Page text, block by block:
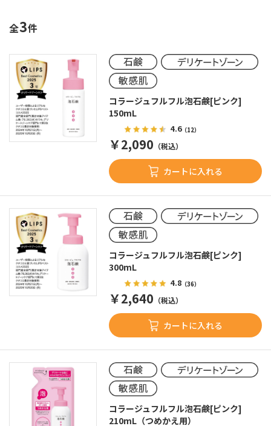
全3件
コラージュフルフル泡石鹸[ピンク]
150mL
4.6（12）
￥2,090 （税込）
カートに入れる
コラージュフルフル泡石鹸[ピンク]
300mL
4.8（36）
￥2,640 （税込）
カートに入れる
コラージュフルフル泡石鹸[ピンク]
210mL（つめかえ用）